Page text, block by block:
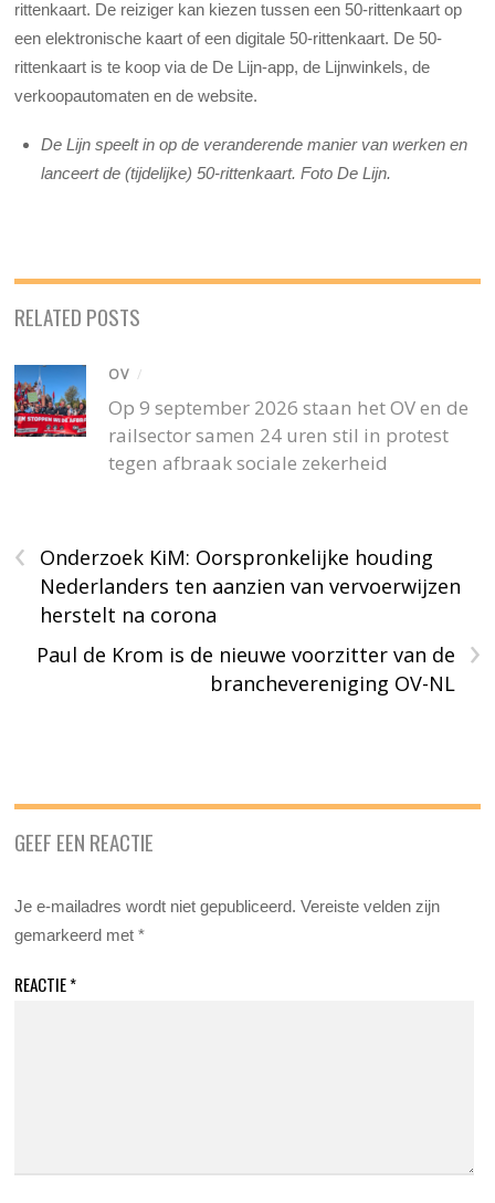
rittenkaart. De reiziger kan kiezen tussen een 50-rittenkaart op
een elektronische kaart of een digitale 50-rittenkaart. De 50-
rittenkaart is te koop via de De Lijn-app, de Lijnwinkels, de
verkoopautomaten en de website.
De Lijn speelt in op de veranderende manier van werken en
lanceert de (tijdelijke) 50-rittenkaart. Foto De Lijn.
RELATED POSTS
OV /
Op 9 september 2026 staan het OV en de
railsector samen 24 uren stil in protest
tegen afbraak sociale zekerheid
‹
Onderzoek KiM: Oorspronkelijke houding
Nederlanders ten aanzien van vervoerwijzen
herstelt na corona
›
Paul de Krom is de nieuwe voorzitter van de
branchevereniging OV-NL
GEEF EEN REACTIE
Je e-mailadres wordt niet gepubliceerd. Vereiste velden zijn
gemarkeerd met*
REACTIE*